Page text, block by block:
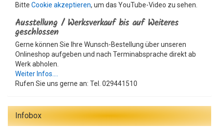
Bitte Cookie akzeptieren, um das YouTube-Video zu sehen.
Ausstellung / Werksverkauf bis auf Weiteres
geschlossen
Gerne können Sie Ihre Wunsch-Bestellung über unseren
Onlineshop aufgeben und nach Terminabsprache direkt ab
Werk abholen.
Weiter Infos....
Rufen Sie uns gerne an: Tel. 029441510
Infobox